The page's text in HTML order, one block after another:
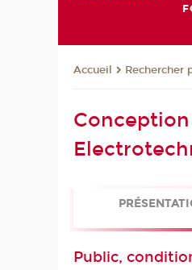
Accueil Rechercher
Public,